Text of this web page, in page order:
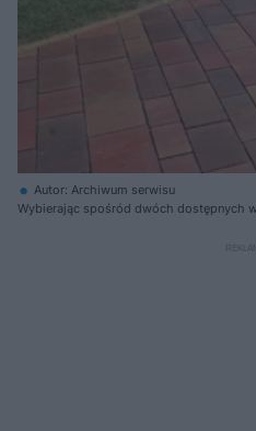
Autor: Archiwum serwisu
Wybierając spośród dwóch dostępnych